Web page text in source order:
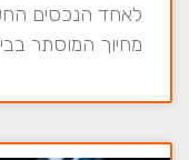
לאחד הנכסים
מחיוך המוסתר